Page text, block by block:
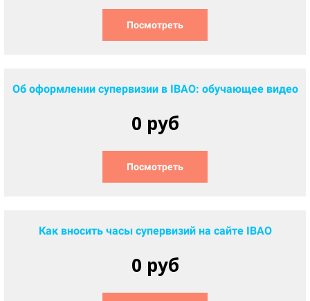
Посмотреть
Об оформлении супервизии в IBAO: обучающее видео
0 руб
Посмотреть
Как вносить часы супервизий на сайте IBAO
0 руб